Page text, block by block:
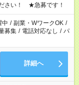
さい！ ★急募です！
中 / 副業・WワークOK /
募集 / 電話対応なし / パ
詳細へ